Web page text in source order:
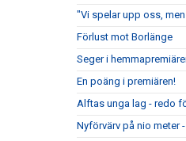
"Vi spelar upp oss,
Förlust mot Borlänge
Seger i
En poäng i premiären!
Alftas unga lag - redo
Nyförvärv på nio meter